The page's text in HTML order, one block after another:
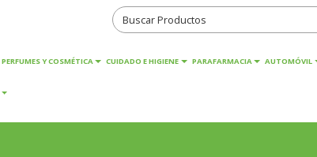
PERFUMES Y COSMÉTICA CUIDADO E HIGIENE PARAFARMACIA AUTOMÓVIL